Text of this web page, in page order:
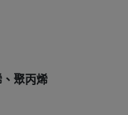
聚丙烯